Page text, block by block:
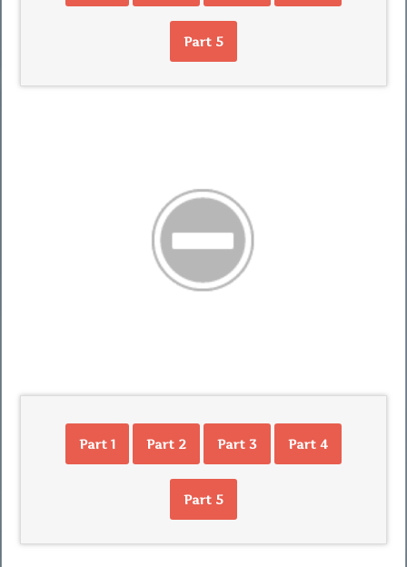
Part 5
Part 1 Part 2 Part 3 Part 4
Part 5